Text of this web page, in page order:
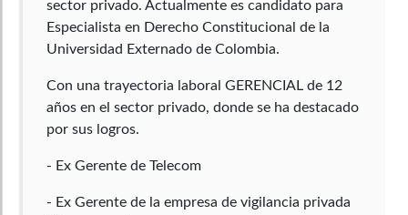
sector privado. Actualmente es candidato para
Especialista en Derecho Constitucional de la
Universidad Externado de Colombia.
Con una trayectoria laboral GERENCIAL de 12
años en el sector privado, donde se ha destacado
por sus logros.
- Ex Gerente de Telecom
- Ex Gerente de la empresa de vigilancia privada